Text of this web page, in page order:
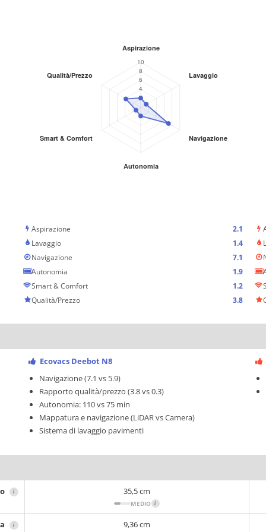
Aspirazione
2.1
Lavaggio
1.4
Navigazione
7.1
Autonomia
1.9
Smart & Comfort
1.2
Qualità/Prezzo
3.8
Ecovacs Deebot N8
Navigazione (7.1 vs 5.9)
Rapporto qualità/prezzo (3.8 vs 0.3)
Autonomia: 110 vs 75 min
Mappatura e navigazione (LiDAR vs Camera)
Sistema di lavaggio pavimenti
i 35,5 cm
MEDIO i
i 9,36 cm